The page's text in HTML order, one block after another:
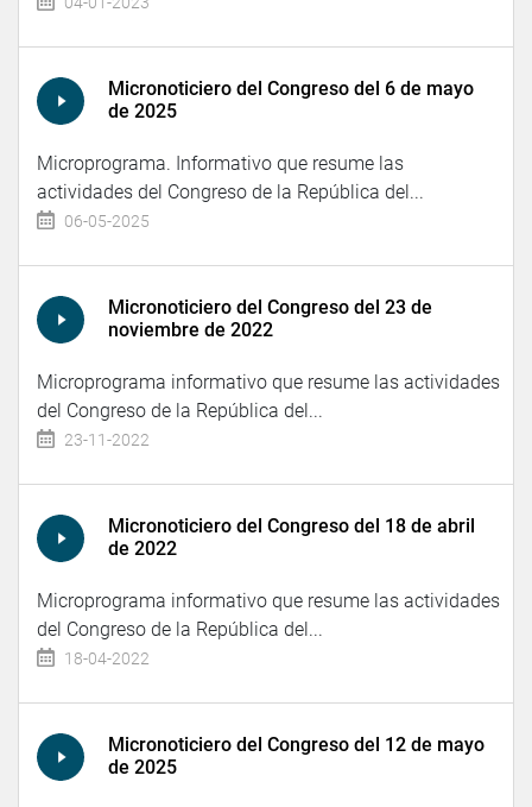
Micronoticiero del Congreso del 6 de mayo
de 2025
Microprograma. Informativo que resume las
actividades del Congreso de la República del...
06-05-2025
Micronoticiero del Congreso del 23 de
noviembre de 2022
Microprograma informativo que resume las actividades
del Congreso de la República del...
23-11-2022
Micronoticiero del Congreso del 18 de abril
de 2022
Microprograma informativo que resume las actividades
del Congreso de la República del...
18-04-2022
Micronoticiero del Congreso del 12 de mayo
de 2025